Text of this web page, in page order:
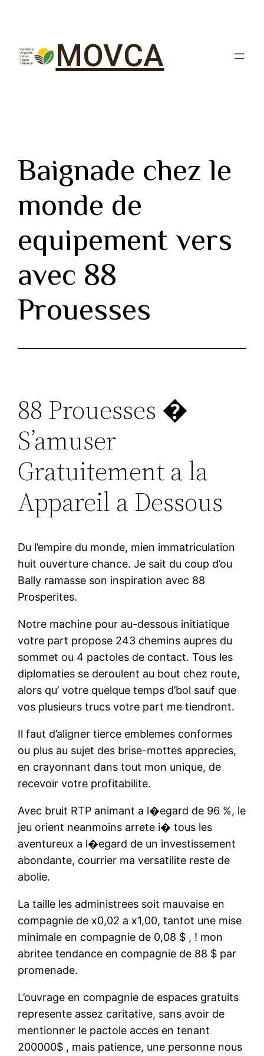
MOVCA
Baignade chez le
monde de
equipement vers
avec 88
Prouesses
88 Prouesses �
S’amuser
Gratuitement a la
Appareil a Dessous
Du l’empire du monde, mien immatriculation
huit ouverture chance. Je sait du coup d’ou
Bally ramasse son inspiration avec 88
Prosperites.
Notre machine pour au-dessous initiatique
votre part propose 243 chemins aupres du
sommet ou 4 pactoles de contact. Tous les
diplomaties se deroulent au bout chez route,
alors qu’ votre quelque temps d’bol sauf que
vos plusieurs trucs votre part me tiendront.
Il faut d’aligner tierce emblemes conformes
ou plus au sujet des brise-mottes apprecies,
en crayonnant dans tout mon unique, de
recevoir votre profitabilite.
Avec bruit RTP animant a l�egard de 96 %, le
jeu orient neanmoins arrete i� tous les
aventureux a l�egard de un investissement
abondante, courrier ma versatilite reste de
abolie.
La taille les administrees soit mauvaise en
compagnie de x0,02 a x1,00, tantot une mise
minimale en compagnie de 0,08 $ , ! mon
abritee tendance en compagnie de 88 $ par
promenade.
L’ouvrage en compagnie de espaces gratuits
represente assez caritative, sans avoir de
mentionner le pactole acces en tenant
200000$ , mais patience, une personne nous